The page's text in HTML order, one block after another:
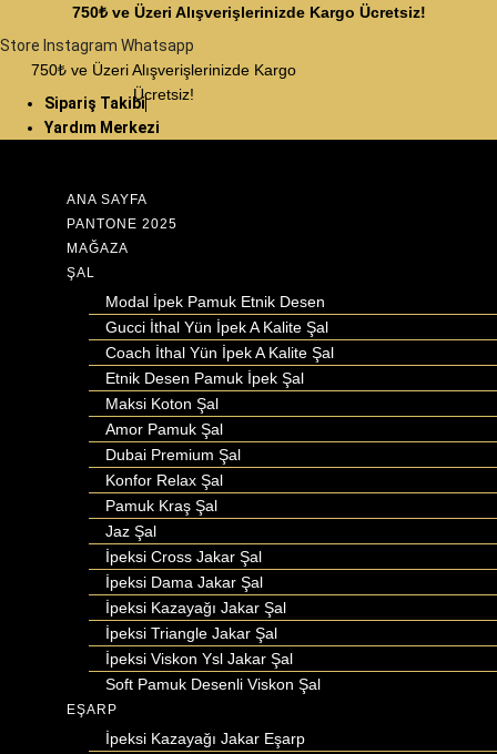
750₺ ve Üzeri Alışverişlerinizde Kargo Ücretsiz!
Store Instagram Whatsapp
750₺ ve Üzeri Alışverişlerinizde Kargo
Ücretsiz!
Sipariş Takibi
Yardım Merkezi
ANA SAYFA
PANTONE 2025
MAĞAZA
ŞAL
Modal İpek Pamuk Etnik Desen
Gucci İthal Yün İpek A Kalite Şal
Coach İthal Yün İpek A Kalite Şal
Etnik Desen Pamuk İpek Şal
Maksi Koton Şal
Amor Pamuk Şal
Dubai Premium Şal
Konfor Relax Şal
Pamuk Kraş Şal
Jaz Şal
İpeksi Cross Jakar Şal
İpeksi Dama Jakar Şal
İpeksi Kazayağı Jakar Şal
İpeksi Triangle Jakar Şal
İpeksi Viskon Ysl Jakar Şal
Soft Pamuk Desenli Viskon Şal
EŞARP
İpeksi Kazayağı Jakar Eşarp